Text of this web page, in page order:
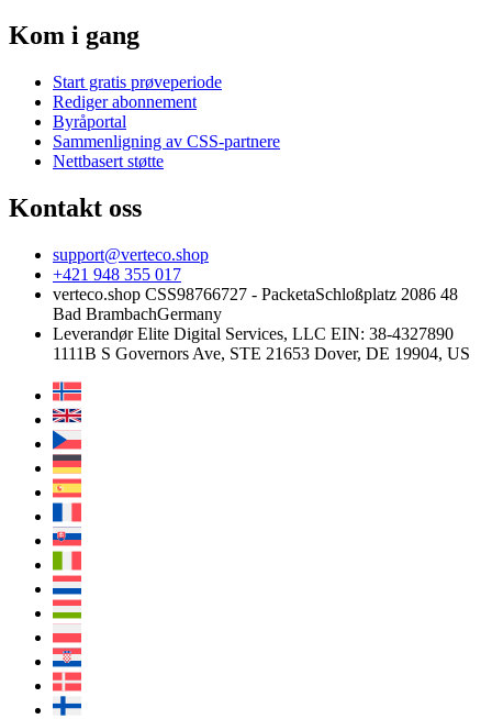
Kom i gang
Start gratis prøveperiode
Rediger abonnement
Byråportal
Sammenligning av CSS-partnere
Nettbasert støtte
Kontakt oss
support@verteco.shop
+421 948 355 017
verteco.shop CSS98766727 - PacketaSchloßplatz 2086 48
Bad BrambachGermany
Leverandør Elite Digital Services, LLC EIN: 38-4327890
1111B S Governors Ave, STE 21653 Dover, DE 19904, US